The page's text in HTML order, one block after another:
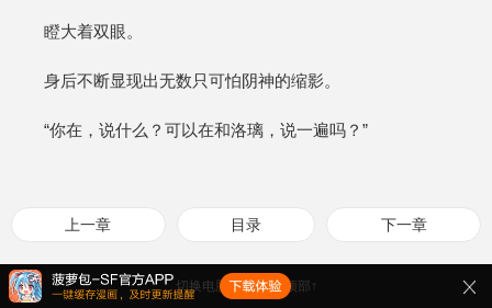
瞪大着双眼。
身后不断显现出无数只可怕阴神的缩影。
“你在，说什么？可以在和洛璃，说一遍吗？”
上一章 目录 下一章
切换电脑版 返回顶部↑